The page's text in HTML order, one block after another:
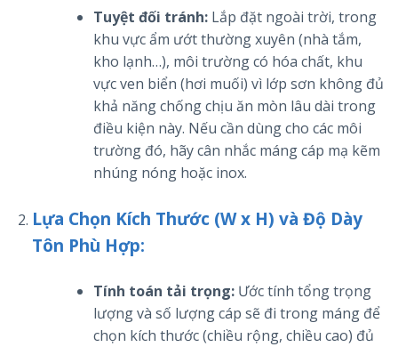
Tuyệt đối tránh:Lắp đặt ngoài trời, trong
khu vực ẩm ướt thường xuyên (nhà tắm,
kho lạnh…), môi trường có hóa chất, khu
vực ven biển (hơi muối) vì lớp sơn không đủ
khả năng chống chịu ăn mòn lâu dài trong
điều kiện này. Nếu cần dùng cho các môi
trường đó, hãy cân nhắc máng cáp mạ kẽm
nhúng nóng hoặc inox.
Lựa Chọn Kích Thước (W x H) và Độ Dày
Tôn Phù Hợp:
Tính toán tải trọng:Ước tính tổng trọng
lượng và số lượng cáp sẽ đi trong máng để
chọn kích thước (chiều rộng, chiều cao) đủ